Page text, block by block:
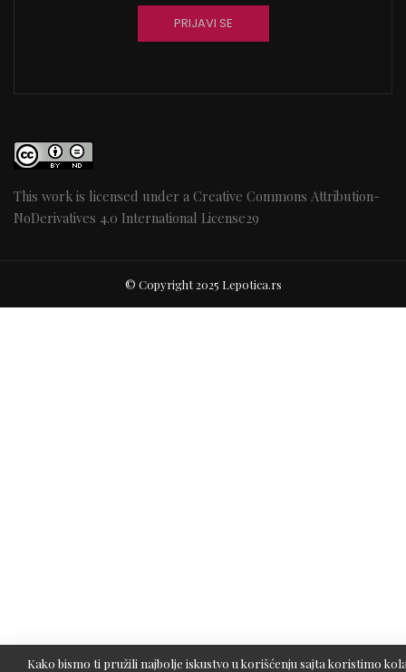
This work is licensed under a Creative Commons Attribution-
NoDerivatives 4.0 International License29
© Copyright 2025 Lepotica.rs
Kako bismo ti pružili najbolje iskustvo u korišćenju sajta koristimo